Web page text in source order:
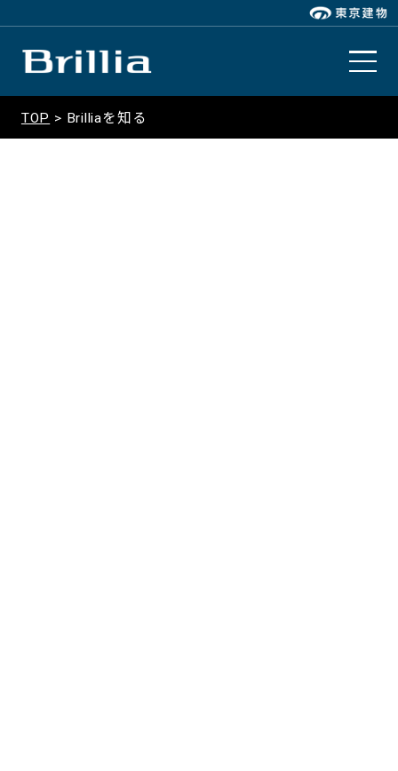
TOP Brilliaを知る